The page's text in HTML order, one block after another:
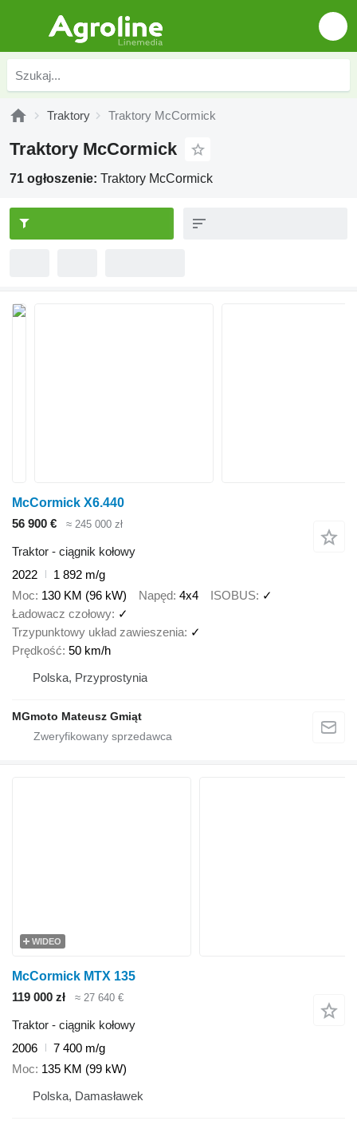
Traktory Traktory McCormick
Traktory McCormick
71 ogłoszenie: Traktory McCormick
McCormick X6.440
56 900 €
≈ 245 000 zł
Traktor - ciągnik kołowy
2022
1 892 m/g
Moc 130 KM (96 kW) Napęd 4x4 ISOBUS ✓
Ładowacz czołowy ✓
Trzypunktowy układ zawieszenia ✓
Prędkość 50 km/h
Polska, Przyprostynia
MGmoto Mateusz Gmiąt
WIDEO
McCormick MTX 135
119 000 zł
≈ 27 640 €
Traktor - ciągnik kołowy
2006
7 400 m/g
Moc 135 KM (99 kW)
Polska, Damasławek